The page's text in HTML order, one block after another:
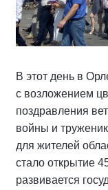
В этот день в
с возложением
поздравления
войны и
для жителей
стало открытие
развивается